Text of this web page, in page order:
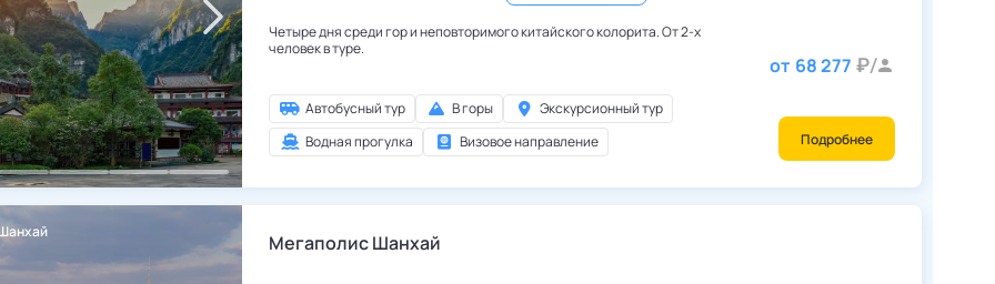
Четыре дня среди гор и неповторимого китайского колорита. От 2-х
человек в туре.
Автобусный тур В горы
Экскурсионный тур
Водная прогулка
Визовое направление
от 68 277
Подробнее
Мегаполис Шанхай